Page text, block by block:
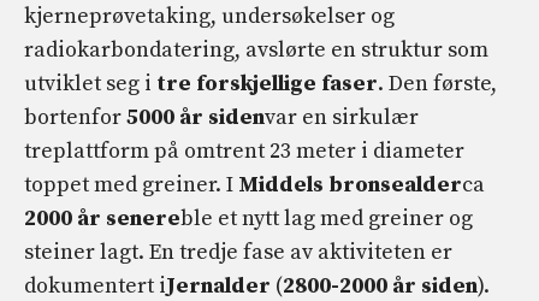
kjerneprøvetaking, undersøkelser og
radiokarbondatering, avslørte en struktur som
utviklet seg i tre forskjellige faser. Den første,
bortenfor5000 år sidenvar en sirkulær
treplattform på omtrent 23 meter i diameter
toppet med greiner. I Middels bronsealderca
2000 år senereble et nytt lag med greiner og
steiner lagt. En tredje fase av aktiviteten er
dokumentert iJernalder (2800-2000 år siden).